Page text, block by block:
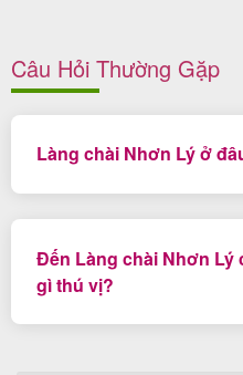
Câu Hỏi Thường Gặp
Làng chài Nhơn Lý ở
khoảng chừng 20km.
Đến Làng chài Nhơn
gì thú vị?